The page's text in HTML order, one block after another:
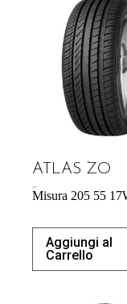
ATLAS ZO
Misura 205 55
Aggiungi al
Carrello